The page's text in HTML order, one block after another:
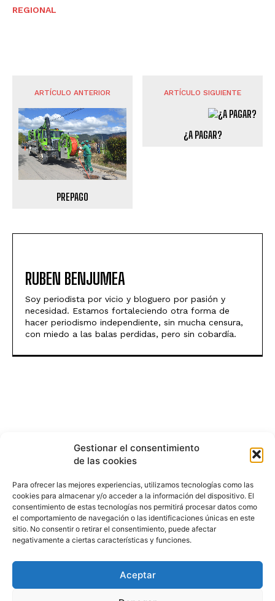
Gestionar el consentimiento
de las cookies
Para ofrecer las mejores experiencias, utilizamos tecnologías como las
cookies para almacenar y/o acceder a la información del dispositivo. El
consentimiento de estas tecnologías nos permitirá procesar datos como
el comportamiento de navegación o las identificaciones únicas en este
sitio. No consentir o retirar el consentimiento, puede afectar
negativamente a ciertas características y funciones.
Aceptar
REGIONAL
ARTÍCULO ANTERIOR
PREPAGO
ARTÍCULO SIGUIENTE
¿A PAGAR?
RUBEN BENJUMEA
Soy periodista por vicio y bloguero por pasión y
necesidad. Estamos fortaleciendo otra forma de
hacer periodismo independiente, sin mucha censura,
con miedo a las balas perdidas, pero sin cobardía.
HISTORIA PODCAST